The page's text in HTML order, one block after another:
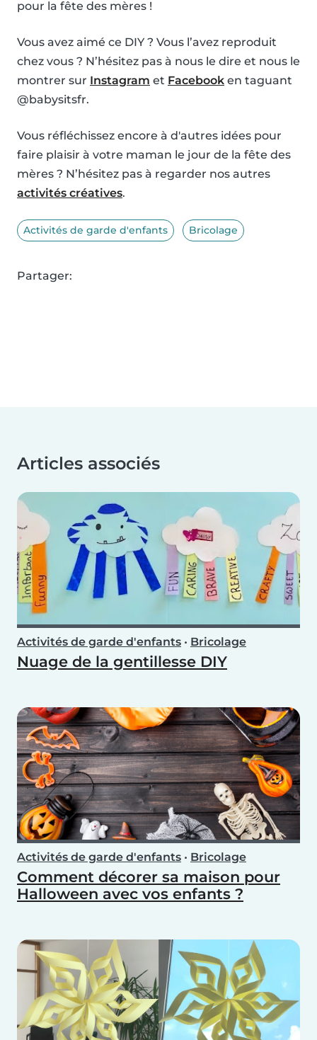
pour la fête des mères !
Vous avez aimé ce DIY ? Vous l’avez reproduit
chez vous ? N’hésitez pas à nous le dire et nous le
montrer sur Instagram et Facebook en taguant
@babysitsfr.
Vous réfléchissez encore à d'autres idées pour
faire plaisir à votre maman le jour de la fête des
mères ? N’hésitez pas à regarder nos autres
activités créatives.
Activités de garde d'enfants Bricolage
Partager:
Articles associés
Activités de garde d'enfants • Bricolage
Nuage de la gentillesse DIY
Activités de garde d'enfants • Bricolage
Comment décorer sa maison pour
Halloween avec vos enfants ?